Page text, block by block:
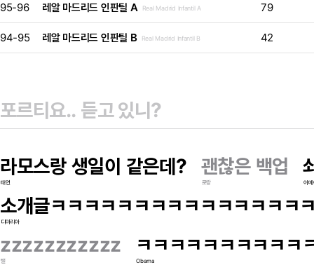
95-96 레알 마드리드 인판틸 A Real Madrid Infantil A 79
94-95 레알 마드리드 인판틸 B Real Madrid Infantil B 42
라모스랑 생일이 같은데?
태연
괜찮은 백업
로랑 어메
소개글ㅋㅋㅋㅋㅋㅋㅋㅋㅋㅋㅋㅋㅋㅋㅋ
디마리아
zzzzzzzzzzz
탤
ㅋㅋㅋㅋㅋㅋㅋㅋㅋㅋ
Obama